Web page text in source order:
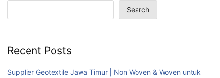
Search
Recent Posts
Supplier Geotextile Jawa Timur | Non Woven & Woven untuk